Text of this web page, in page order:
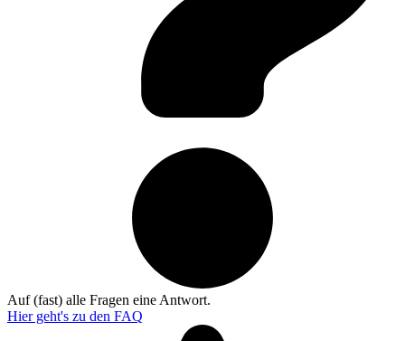
Auf (fast) alle Fragen eine Antwort.
Hier geht's zu den FAQ